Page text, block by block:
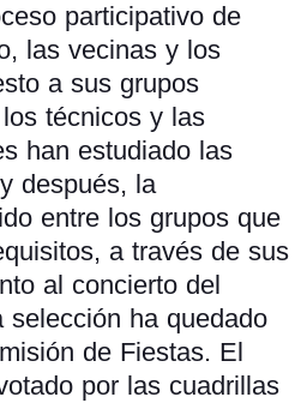
participativo de
las vecinas y los
a sus grupos
técnicos y las
han estudiado las
después, la
entre los grupos que
a través de sus
al concierto del
selección ha quedado
de Fiestas. El
por las cuadrillas